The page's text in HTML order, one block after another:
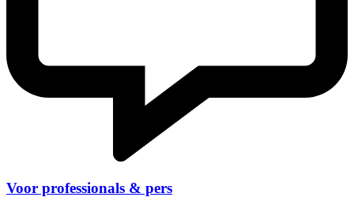
Voor professionals & pers